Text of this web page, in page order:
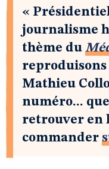
«
journalisme
thème du
reproduisons
Mathieu
numéro...
retrouver en
commander